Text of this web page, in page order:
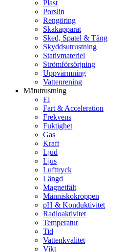
Plast
Porslin
Rengöring
Skakapparat
Sked, Spatel & Tång
Skyddsutrustning
Stativmateriel
Strömförsörjning
Uppvärmning
Vattenrening
Mätutrustning
El
Fart & Acceleration
Frekvens
Fuktighet
Gas
Kraft
Ljud
Ljus
Lufttryck
Längd
Magnetfält
Människokroppen
pH & Konduktivitet
Radioaktivitet
Temperatur
Tid
Vattenkvalitet
Vikt